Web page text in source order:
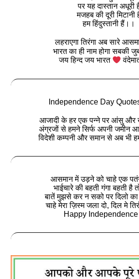
पर यह दास्तान अधूरी
मजहब की दूरी मिटानी
हम हिंदुस्तानी हैं।।
लहराएगा तिरंगा अब सारे
भारत का ही नाम होगा सबकी
जय हिन्द जय भारत
Independence Day
आजादी के हर एक पन्ने पर आंसु और
अंग्रजों से हमने सिर्फ अपनी जमीन
विदेशी कम्पनी और समान से अब भी
आसमान में उड़ने को चाहे एक
भाईचारे की बहती गंगा बहती है
बातें मुझसे कर न सको पर दिलो का
चाहे मेरा ज़िस्म जला दो, दिल मे
Happy